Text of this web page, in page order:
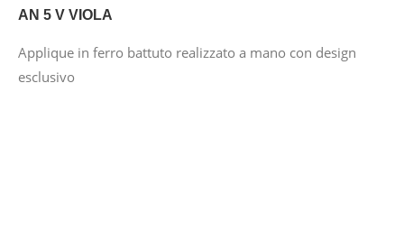
AN 5 V VIOLA
Applique in ferro battuto realizzato a mano con design
esclusivo